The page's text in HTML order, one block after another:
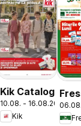
Kik Catalog
10.08. - 16.08.2026
Kik